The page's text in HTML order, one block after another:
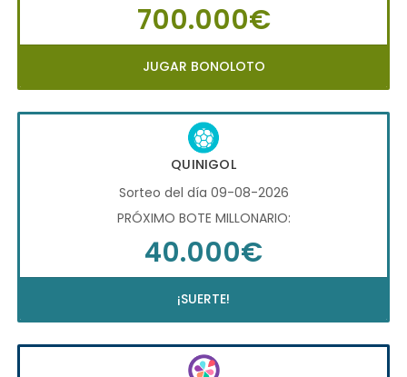
700.000€
JUGAR BONOLOTO
QUINIGOL
Sorteo del día 09-08-2026
PRÓXIMO BOTE MILLONARIO:
40.000€
¡SUERTE!